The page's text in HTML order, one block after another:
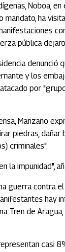
Noboa,
mandato, ha
pública
denunció
y los
por
Manzano
piedras, dañar
criminales".
la impunidad",
guerra contra
hay
Tren de Aragua,
casi